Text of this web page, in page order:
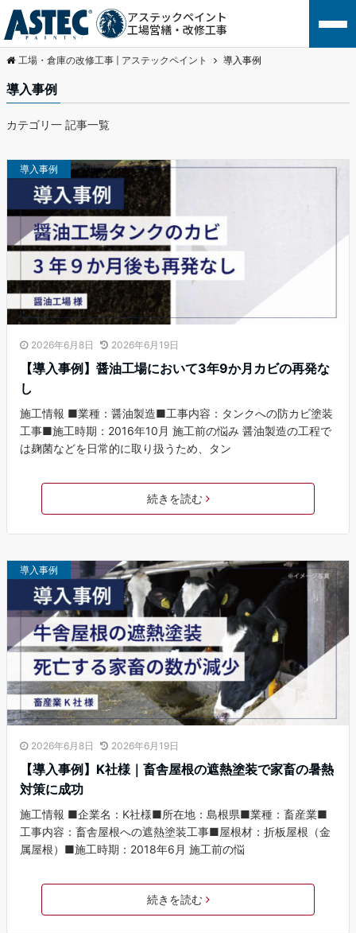
アステックペイント
工場営繕・改修工事
工場・倉庫の改修工事 | アステックペイント 導入事例
導入事例
カテゴリ一 記事一覧
導入事例
2026年6月8日 2026年6月19日
【導入事例】醤油工場において3年9か月カビの再発な
し
施工情報 ■業種：醤油製造■工事内容：タンクへの防カビ塗装
工事■施工時期：2016年10月 施工前の悩み 醤油製造の工程で
は麹菌などを日常的に取り扱うため、タン
続きを読む
導入事例
2026年6月8日 2026年6月19日
【導入事例】K社様｜畜舎屋根の遮熱塗装で家畜の暑熱
対策に成功
施工情報 ■企業名：K社様■所在地：島根県■業種：畜産業■
工事内容：畜舎屋根への遮熱塗装工事■屋根材：折板屋根（金
属屋根）■施工時期：2018年6月 施工前の悩
続きを読む